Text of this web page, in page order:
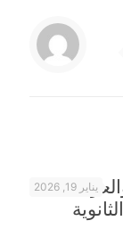
يناير 19, 2026